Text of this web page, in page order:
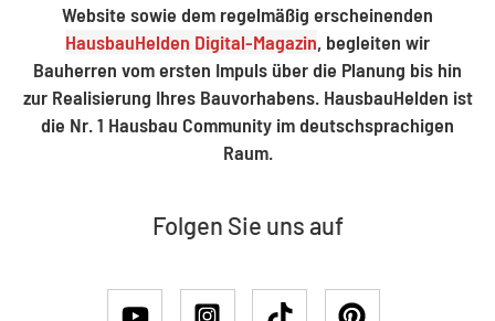
Website sowie dem regelmäßig erscheinenden
HausbauHelden Digital-Magazin, begleiten wir
Bauherren vom ersten Impuls über die Planung bis hin
zur Realisierung Ihres Bauvorhabens. HausbauHelden ist
die Nr. 1 Hausbau Community im deutschsprachigen
Raum.
Folgen Sie uns auf